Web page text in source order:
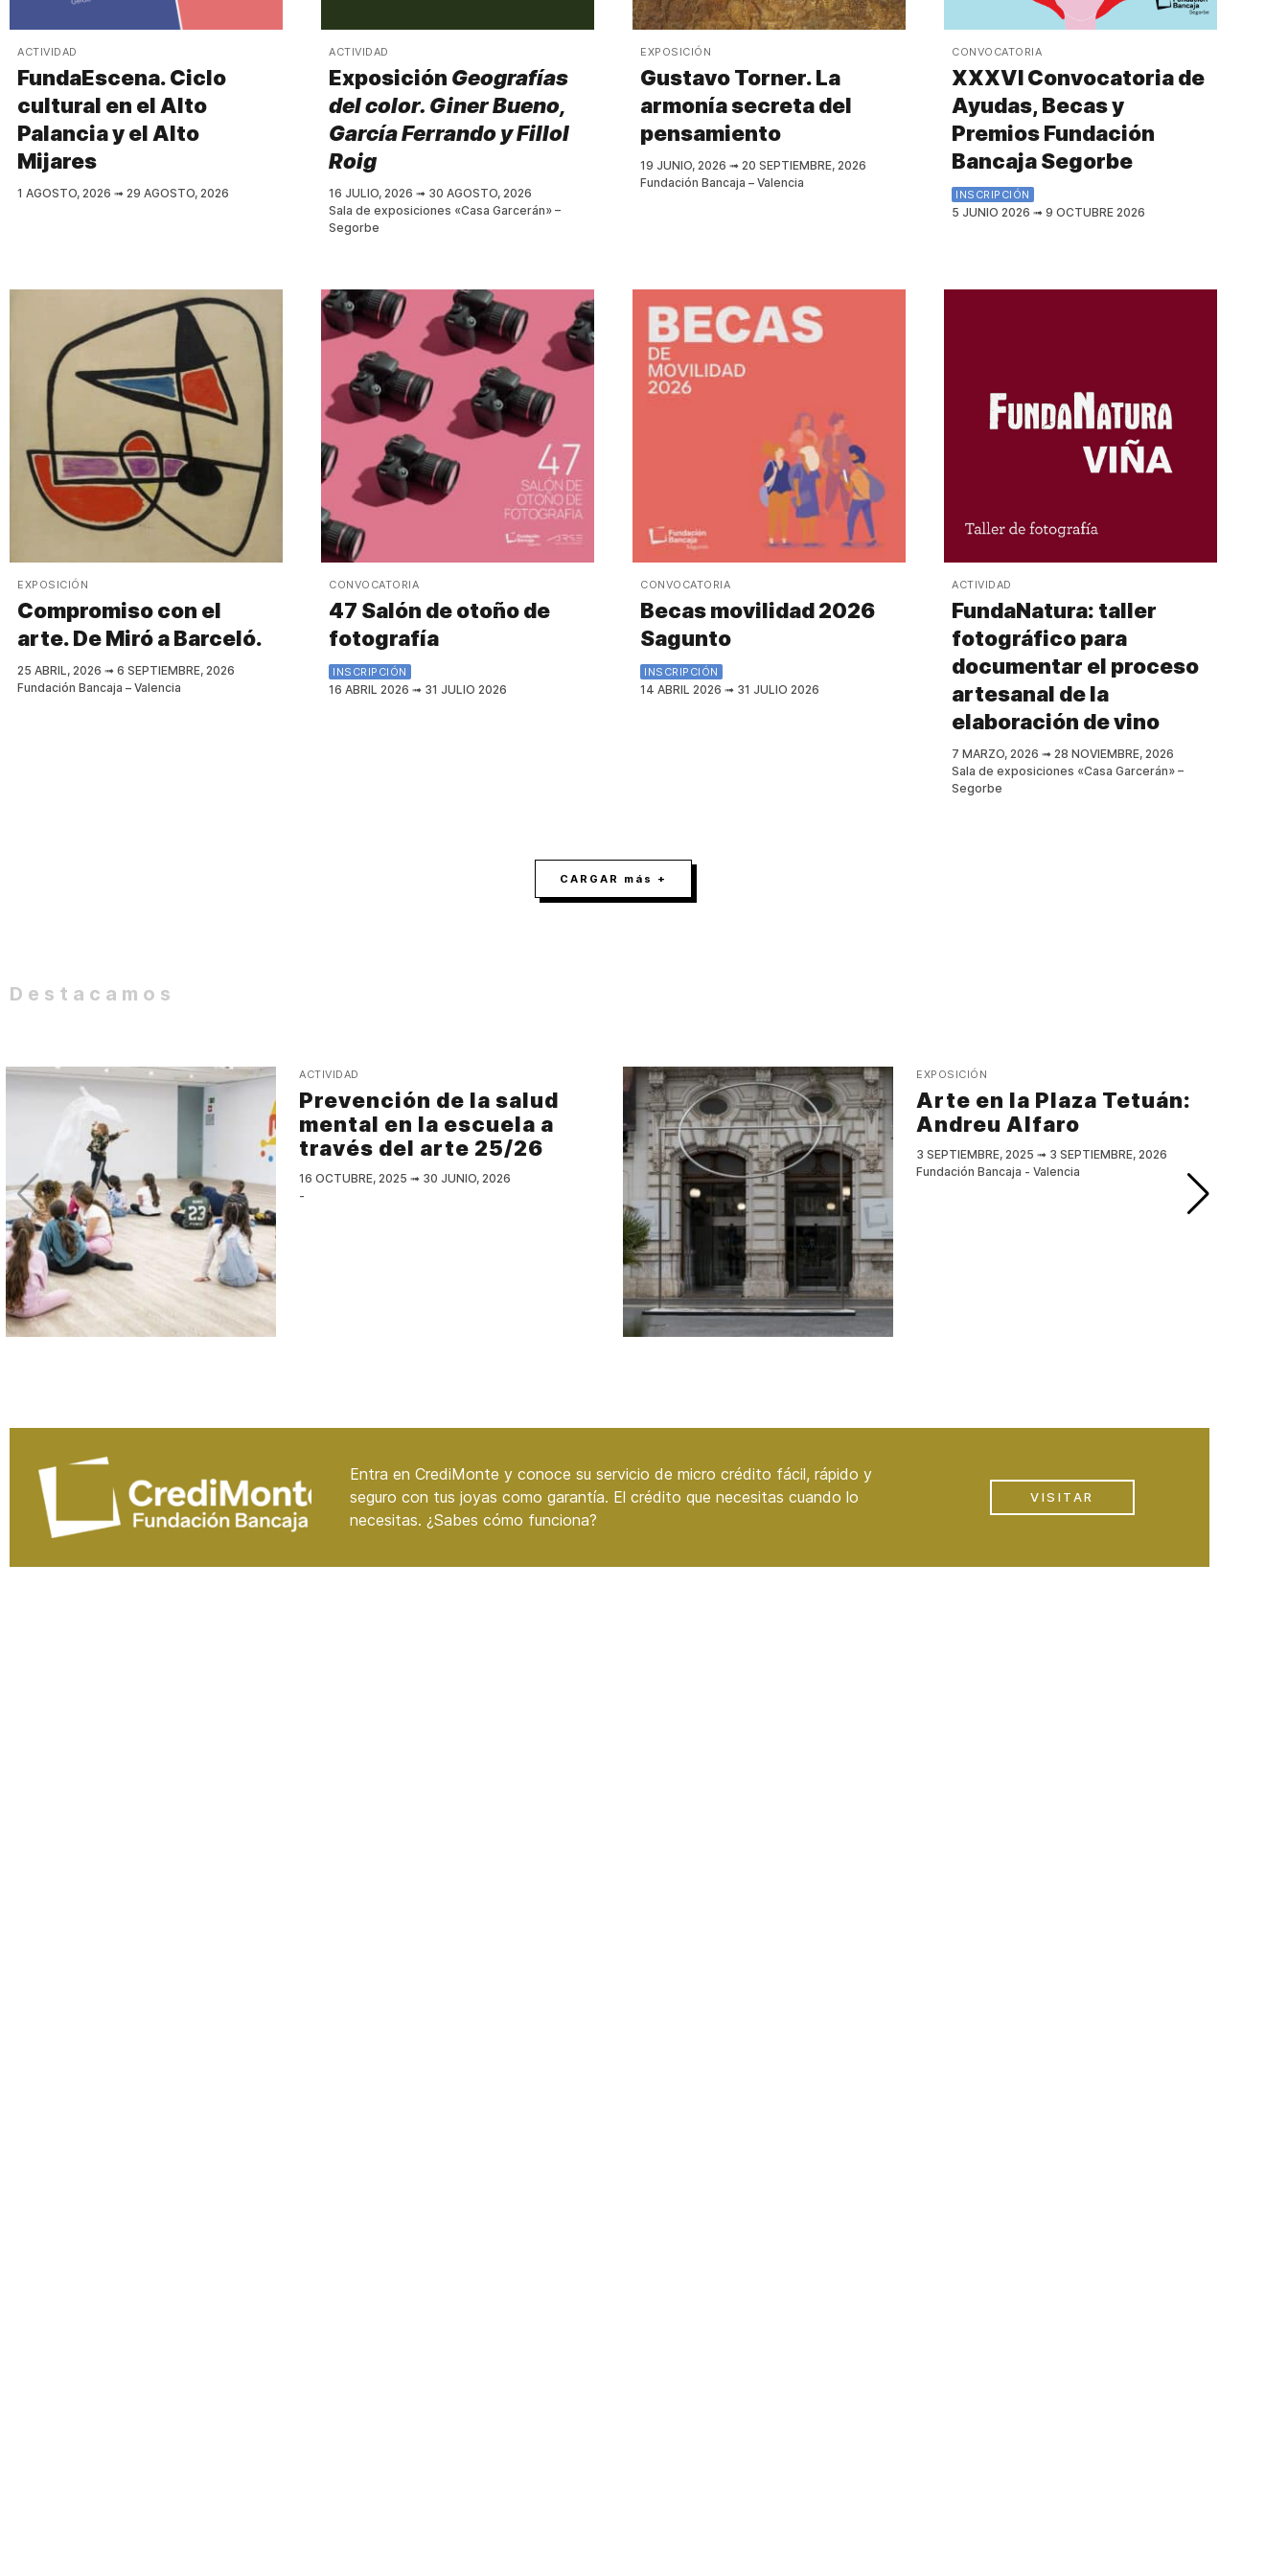
ACTIVIDAD
FundaEscena. Ciclo
cultural en el Alto
Palancia y el Alto
Mijares
1 AGOSTO, 2026 ➟ 29 AGOSTO, 2026
ACTIVIDAD
Exposición Geografías
del color. Giner Bueno,
García Ferrando y Fillol
Roig
16 JULIO, 2026 ➟ 30 AGOSTO, 2026
Sala de exposiciones «Casa Garcerán» –
Segorbe
EXPOSICIÓN
Gustavo Torner. La
armonía secreta del
pensamiento
19 JUNIO, 2026 ➟ 20 SEPTIEMBRE, 2026
Fundación Bancaja – Valencia
CONVOCATORIA
XXXVI Convocatoria de
Ayudas, Becas y
Premios Fundación
Bancaja Segorbe
INSCRIPCIÓN
5 JUNIO 2026 ➟ 9 OCTUBRE 2026
EXPOSICIÓN
Compromiso con el
arte. De Miró a Barceló.
25 ABRIL, 2026 ➟ 6 SEPTIEMBRE, 2026
Fundación Bancaja – Valencia
CONVOCATORIA
47 Salón de otoño de
fotografía
INSCRIPCIÓN
16 ABRIL 2026 ➟ 31 JULIO 2026
CONVOCATORIA
Becas movilidad 2026
Sagunto
INSCRIPCIÓN
14 ABRIL 2026 ➟ 31 JULIO 2026
ACTIVIDAD
FundaNatura: taller
fotográfico para
documentar el proceso
artesanal de la
elaboración de vino
7 MARZO, 2026 ➟ 28 NOVIEMBRE, 2026
Sala de exposiciones «Casa Garcerán» –
Segorbe
CARGAR más +
Destacamos
ACTIVIDAD
Prevención de la salud
mental en la escuela a
través del arte 25/26
16 OCTUBRE, 2025 ➟ 30 JUNIO, 2026
-
EXPOSICIÓN
Arte en la Plaza Tetuán:
Andreu Alfaro
3 SEPTIEMBRE, 2025 ➟ 3 SEPTIEMBRE, 2026
Fundación Bancaja - Valencia
Entra en CrediMonte y conoce su servicio de micro crédito fácil, rápido y
seguro con tus joyas como garantía. El crédito que necesitas cuando lo
necesitas. ¿Sabes cómo funciona?
VISITAR